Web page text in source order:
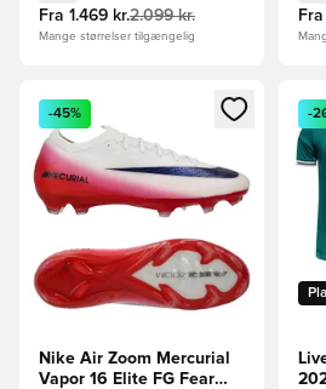
Fra 1.469 kr.2.099 kr.
Mange størrelser tilgængelig
Fra
Åbner en Modal til at logge ind
-45%
Nike Air Zoom Mercurial
Vapor 16 Elite FG Fear
-